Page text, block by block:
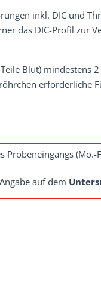
inkl. DIC und
das DIC-Profil zur
Blut) mindestens
erforderliche
Probeneingangs (Mo.-
auf dem